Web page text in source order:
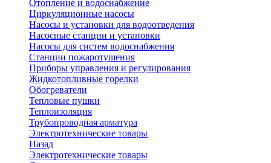
Отопление и водоснабжение
Циркуляционные насосы
Насосы и установки для водоотведения
Насосные станции и установки
Насосы для систем водоснабжения
Станции пожаротушения
Приборы управления и регулирования
Жидкотопливные горелки
Обогреватели
Тепловые пушки
Теплоизоляция
Трубопроводная арматура
Электротехнические товары
Назад
Электротехнические товары